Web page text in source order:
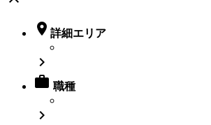
 詳細エリア

 職種
